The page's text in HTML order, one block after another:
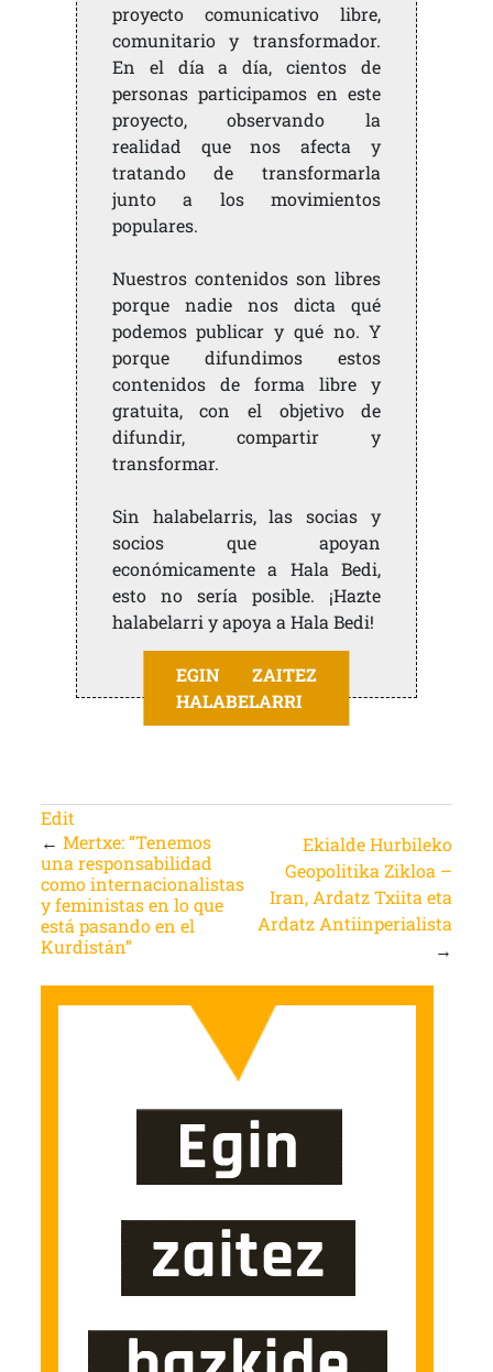
proyecto comunicativo libre,
comunitario y transformador.
En el día a día, cientos de
personas participamos en este
proyecto, observando la
realidad que nos afecta y
tratando de transformarla
junto a los movimientos
populares.
Nuestros contenidos son libres
porque nadie nos dicta qué
podemos publicar y qué no. Y
porque difundimos estos
contenidos de forma libre y
gratuita, con el objetivo de
difundir, compartir y
transformar.
Sin halabelarris, las socias y
socios que apoyan
económicamente a Hala Bedi,
esto no sería posible. ¡Hazte
halabelarri y apoya a Hala Bedi!
EGIN ZAITEZ
HALABELARRI
Edit
← Mertxe: “Tenemos
una responsabilidad
como internacionalistas
y feministas en lo que
está pasando en el
Kurdistán”
Ekialde Hurbileko
Geopolitika Zikloa –
Iran, Ardatz Txiita eta
Ardatz Antiinperialista
→